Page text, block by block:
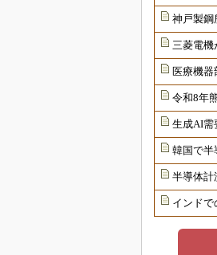
神戸製鋼
三菱電機
医療機
令和8年
生成AI需
韓国で半
半導体計
インド